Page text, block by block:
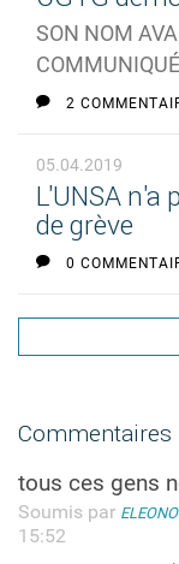
SON NOM
2
05.04.2019
L'UNSA n'a
de grève
0
Commentaires
tous ces gens
Soumis par
15:52